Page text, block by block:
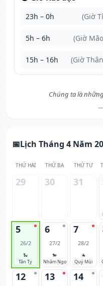
23h – 0h (Giờ
5h – 6h (Giờ
15h – 16h (Giờ
Chúng ta là
—
Lịch Tháng 4 Năm
THỨ HAI THỨ BA THỨ TƯ
29 30 31
5
26/2
🐍
Tân Tỵ
6
27/2
🐎
Nhâm Ngọ
7
28/2
🐐
Quý Mùi
12 13 14